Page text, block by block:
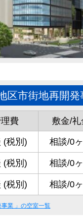
区市街地再開
費 敷金/礼
(税別) 相談/0
(税別) 相談/0
(税別) 相談/0
事業 」の空室一覧